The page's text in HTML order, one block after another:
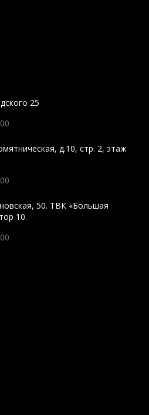
25
д.10, стр. 2, этаж
50. ТВК «Большая
10.